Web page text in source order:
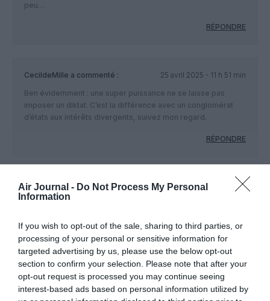
Air Journal - Do Not Process My Personal
Information
If you wish to opt-out of the sale, sharing to third parties, or
processing of your personal or sensitive information for
targeted advertising by us, please use the below opt-out
section to confirm your selection. Please note that after your
opt-out request is processed you may continue seeing
interest-based ads based on personal information utilized by
peu…
RÉPONDRE
CecildeMille a commenté :
25 avril 2025 - 11 h 51 min
Ben évidemment : une super puissance ne se laisse pas
imposer un diktat. C’est la différence avec un conglomérat
d’états aux intérêts divergents, suivez mon regard.
RÉPONDRE
CHECK LAST a commenté :
25 avril 2025 - 17 h 19 min
apporte aucun soutien à la dictature chinoise ce pays dont le
gouvernement avec ceux des USA et des popovs sont les
champions du mensonge …Mais voir ces requins s écharper
à belles dents est un pur bonheur !!
Tous les trolls qui soutiennent les uns ou les autres sont en
PLS sans oublier momo lchris qui eux cirent les pompes des